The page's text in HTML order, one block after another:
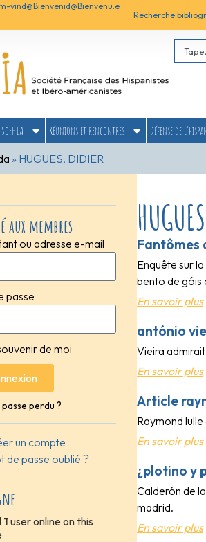
vind@Bienvenid@Bienvenu.e
Recherche
SoFHIA Réunions et rencontres Défense de
» HUGUES, DIDIER
aux membres
ou adresse e-mail
passe
de moi
perdu ?
un compte
de passe oublié ?
1 user online on this
Fantômes
Enquête sur
bento de góis
En savoir plus
antónio
Vieira
En savoir plus
Article
Raymond
En savoir plus
¿plotino y
Calderón de
madrid.
En savoir plus